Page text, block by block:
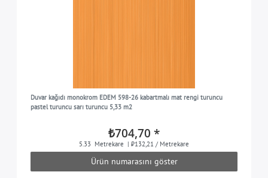
Duvar kağıdı monokrom EDEM 598-26 kabartmalı mat rengi turuncu
pastel turuncu sarı turuncu 5,33 m2
₺704,70 *
5.33 Metrekare | ₺132,21 / Metrekare
Ürün numarasını göster